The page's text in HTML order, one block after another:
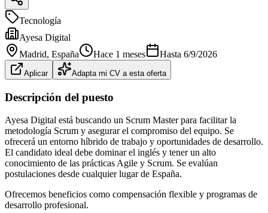
Tecnología
Ayesa Digital
Madrid, España Hace 1 meses Hasta 6/9/2026
Aplicar Adapta mi CV a esta oferta
Descripción del puesto
Ayesa Digital está buscando un Scrum Master para facilitar la
metodología Scrum y asegurar el compromiso del equipo. Se
ofrecerá un entorno híbrido de trabajo y oportunidades de desarrollo.
El candidato ideal debe dominar el inglés y tener un alto
conocimiento de las prácticas Agile y Scrum. Se evalúan
postulaciones desde cualquier lugar de España.
Ofrecemos beneficios como compensación flexible y programas de
desarrollo profesional.